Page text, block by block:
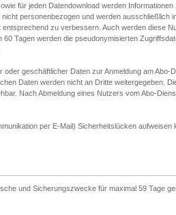
für jeden Datendownload werden Informationen
personenbezogen und werden ausschließlich
zu verbessern. Auch werden diese
Tagen werden die pseudonymisierten
geschäftlicher Daten zur Anmeldung am Abo-
Daten werden nicht an Dritte weitergegeben.
Nach Abmeldung eines Nutzers vom Abo-
per E-Mail) Sicherheitslücken aufweisen
und Sicherungszwecke für maximal 59 Tage